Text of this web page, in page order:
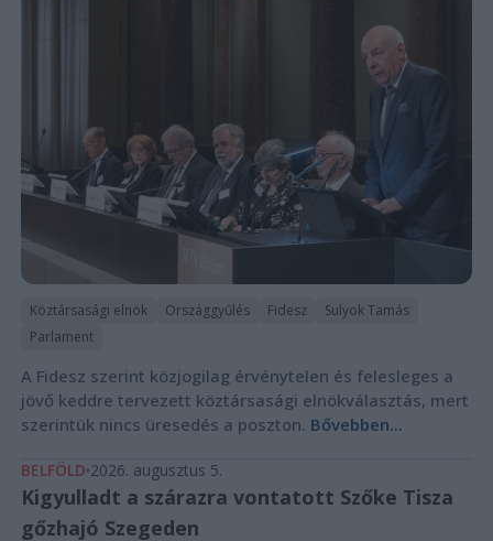
Köztársasági elnök Országgyűlés Fidesz
Sulyok Tamás
Parlament
A Fidesz szerint közjogilag érvénytelen és felesleges a
jövő keddre tervezett köztársasági elnökválasztás, mert
szerintük nincs üresedés a poszton. Bővebben...
BELFÖLD 2026. augusztus 5.
Kigyulladt a szárazra vontatott Szőke Tisza
gőzhajó Szegeden